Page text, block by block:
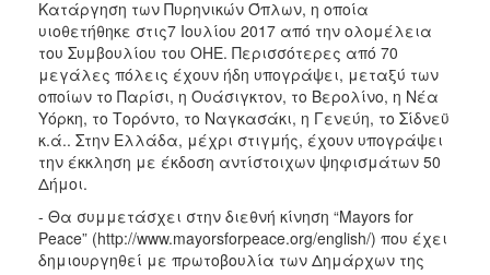
ΤΟΠΟΣ
ΠΟΛΙΤΙΣΜΟΣ
ΑΝΘΕΚΤΙΚΗ
Κατάργηση των Πυρηνικών Όπλων, η οποία
υιοθετήθηκε στις7 Ιουλίου 2017 από την ολομέλεια
του Συμβουλίου του ΟΗΕ. Περισσότερες από 70
μεγάλες πόλεις έχουν ήδη υπογράψει, μεταξύ των
οποίων το Παρίσι, η Ουάσιγκτον, το Βερολίνο, η Νέα
Υόρκη, το Τορόντο, το Ναγκασάκι, η Γενεύη, το Σίδνεϋ
κ.ά.. Στην Ελλάδα, μέχρι στιγμής, έχουν υπογράψει
την έκκληση με έκδοση αντίστοιχων ψηφισμάτων 50
Δήμοι.
- Θα συμμετάσχει στην διεθνή κίνηση “Mayors for
Peace” (http://www.mayorsforpeace.org/english/) που έχει
δημιουργηθεί με πρωτοβουλία των Δημάρχων της